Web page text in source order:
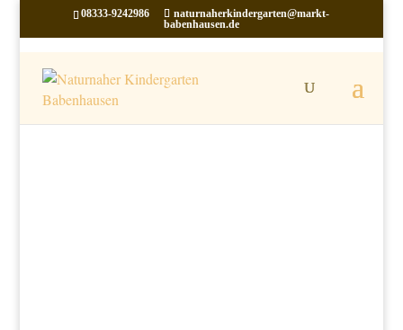
08333-9242986
naturnaherkindergarten@markt-
babenhausen.de